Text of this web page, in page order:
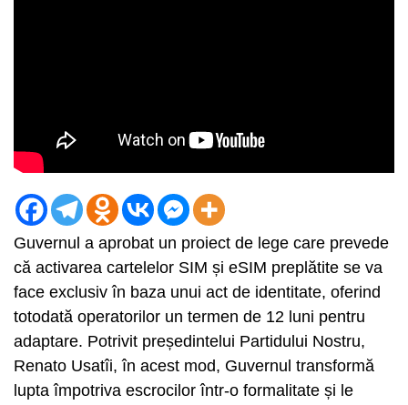
Guvernul a aprobat un proiect de lege care prevede
că activarea cartelelor SIM și eSIM preplătite se va
face exclusiv în baza unui act de identitate, oferind
totodată operatorilor un termen de 12 luni pentru
adaptare. Potrivit președintelui Partidului Nostru,
Renato Usatîi, în acest mod, Guvernul transformă
lupta împotriva escrocilor într-o formalitate și le